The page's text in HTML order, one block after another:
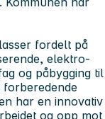
fordelt på
elektro-
og påbygging til
forberedende
har en innovativ
og opp mot